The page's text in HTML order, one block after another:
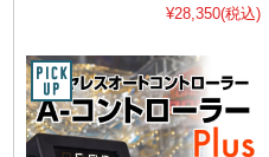
¥28,350(税込)